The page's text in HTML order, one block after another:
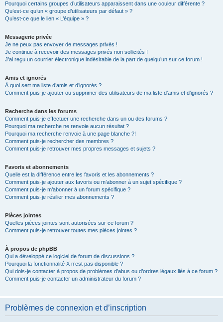
Pourquoi certains groupes d’utilisateurs apparaissent dans une couleur différente ?
Qu’est-ce qu’un « groupe d’utilisateurs par défaut » ?
Qu’est-ce que le lien « L’équipe » ?
Messagerie privée
Je ne peux pas envoyer de messages privés !
Je continue à recevoir des messages privés non sollicités !
J’ai reçu un courrier électronique indésirable de la part de quelqu’un sur ce forum !
Amis et ignorés
À quoi sert ma liste d’amis et d’ignorés ?
Comment puis-je ajouter ou supprimer des utilisateurs de ma liste d’amis et d’ignorés ?
Recherche dans les forums
Comment puis-je effectuer une recherche dans un ou des forums ?
Pourquoi ma recherche ne renvoie aucun résultat ?
Pourquoi ma recherche renvoie à une page blanche ?!
Comment puis-je rechercher des membres ?
Comment puis-je retrouver mes propres messages et sujets ?
Favoris et abonnements
Quelle est la différence entre les favoris et les abonnements ?
Comment puis-je ajouter aux favoris ou m’abonner à un sujet spécifique ?
Comment puis-je m’abonner à un forum spécifique ?
Comment puis-je résilier mes abonnements ?
Pièces jointes
Quelles pièces jointes sont autorisées sur ce forum ?
Comment puis-je retrouver toutes mes pièces jointes ?
À propos de phpBB
Qui a développé ce logiciel de forum de discussions ?
Pourquoi la fonctionnalité X n’est pas disponible ?
Qui dois-je contacter à propos de problèmes d’abus ou d’ordres légaux liés à ce forum ?
Comment puis-je contacter un administrateur du forum ?
Problèmes de connexion et d’inscription